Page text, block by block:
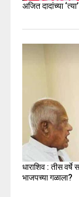
अजित दादांच्या
धाराशिव : तीस वर्षे
भाजपच्या गळाला?